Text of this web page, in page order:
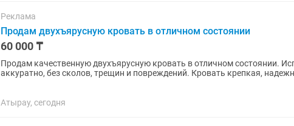
Реклама
Продам двухъярусную кровать в отличном состоянии
60 000 ₸
Продам качественную двухъярусную кровать в отличном состоянии.
аккуратно, без сколов, трещин и повреждений. Кровать крепкая,
Атырау, сегодня